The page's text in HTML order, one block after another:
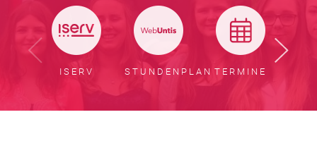
ISERV STUNDENPLAN TERMINE